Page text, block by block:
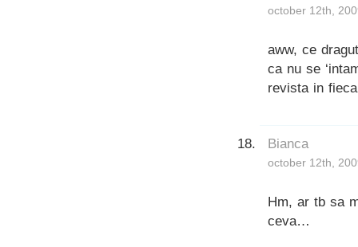
october 12th,
aww, ce
ca nu se
revista in
Bianca
october 12th,
Hm, ar tb sa
ceva…